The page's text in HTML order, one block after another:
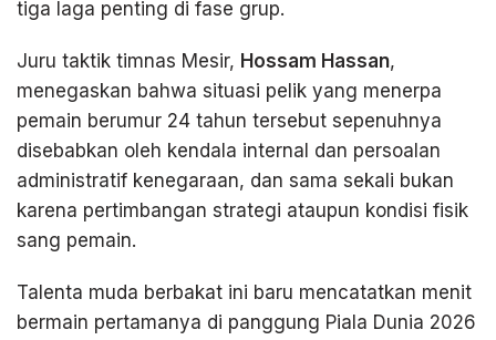
tiga laga penting di fase grup.
Juru taktik timnas Mesir, Hossam Hassan,
menegaskan bahwa situasi pelik yang menerpa
pemain berumur 24 tahun tersebut sepenuhnya
disebabkan oleh kendala internal dan persoalan
administratif kenegaraan, dan sama sekali bukan
karena pertimbangan strategi ataupun kondisi fisik
sang pemain.
Talenta muda berbakat ini baru mencatatkan menit
bermain pertamanya di panggung Piala Dunia 2026